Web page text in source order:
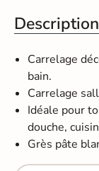
Description
Carrelage
bain.
Carrelage
Idéale pour
douche,
Grès pâte